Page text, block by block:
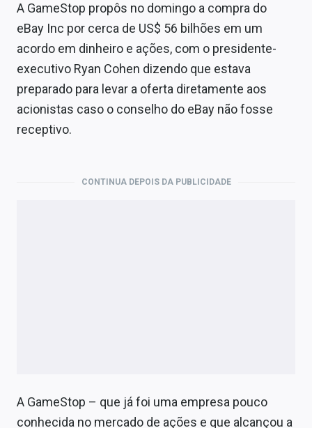
Economia
Empresas
Brasil
Política
Colunas
Contato
A GameStop propôs no domingo a compra do
eBay Inc por cerca de US$ 56 bilhões em um
acordo em dinheiro e ações, com o presidente-
executivo Ryan Cohen dizendo que estava
preparado para levar a oferta diretamente aos
acionistas caso o conselho do eBay não fosse
receptivo.
CONTINUA DEPOIS DA PUBLICIDADE
A GameStop – que já foi uma empresa pouco
conhecida no mercado de ações e que alcançou a